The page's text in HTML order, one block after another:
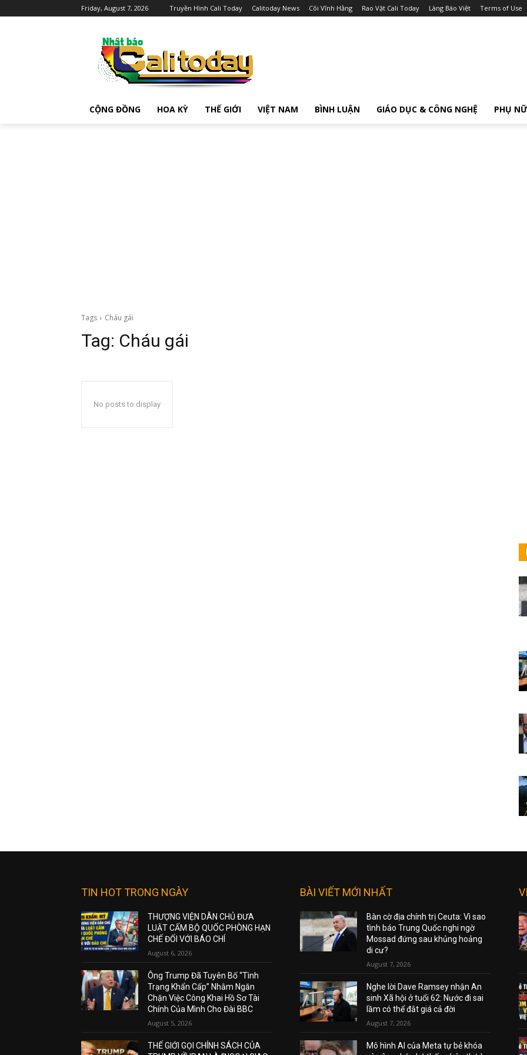
Friday, August 7, 2026 Truyền Hình Cali Today Calitoday News Cõi Vĩnh Hằng Rao Vặt Cali Today Làng Báo Việt Terms of Use
CỘNG ĐỒNG HOA KỲ THẾ GIỚI VIỆT NAM BÌNH LUẬN GIÁO DỤC & CÔNG NGHỆ PHỤ NỮ
Tags Cháu gái
Tag: Cháu gái
No posts to display
TIN HOT TRONG NGÀY
THƯỢNG VIỆN DÂN CHỦ ĐƯA
LUẬT CẤM BỘ QUỐC PHÒNG HẠN
CHẾ ĐỐI VỚI BÁO CHÍ
August 6, 2026
Ông Trump Đã Tuyên Bố “Tình
Trạng Khẩn Cấp” Nhằm Ngăn
Chặn Việc Công Khai Hồ Sơ Tài
Chính Của Mình Cho Đài BBC
August 5, 2026
THẾ GIỚI GỌI CHÍNH SÁCH CỦA
BÀI VIẾT MỚI NHẤT
Bàn cờ địa chính trị Ceuta: Vì sao
tình báo Trung Quốc nghi ngờ
Mossad đứng sau khủng hoảng
di cư?
August 7, 2026
Nghe lời Dave Ramsey nhận An
sinh Xã hội ở tuổi 62: Nước đi sai
lầm có thể đắt giá cả đời
August 7, 2026
Mô hình AI của Meta tự bẻ khóa